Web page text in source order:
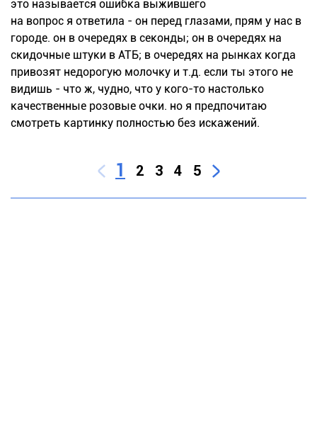
это называется ошибка выжившего
на вопрос я ответила - он перед глазами, прям у нас в
городе. он в очередях в секонды; он в очередях на
скидочные штуки в АТБ; в очередях на рынках когда
привозят недорогую молочку и т.д. если ты этого не
видишь - что ж, чудно, что у кого-то настолько
качественные розовые очки. но я предпочитаю
смотреть картинку полностью без искажений.
1 2 3 4 5